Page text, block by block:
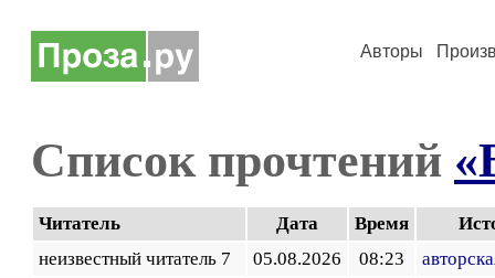
Авторы
Список прочтений
Читатель Дата Время
неизвестный читатель 7
05.08.2026 08:23